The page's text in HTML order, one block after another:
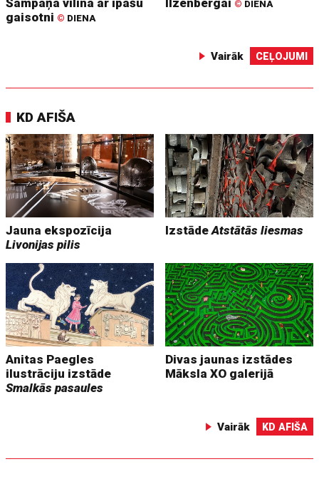
Šampaņa vilina ar īpašu
gaisotni © DIENA
Ilzenbergai © DIENA
Vairāk CEĻOJUMI
KD AFIŠA
Jauna ekspozīcija
Livonijas pilis
IzstādeAtstātās liesmas
Anitas Paegles
ilustrāciju izstāde
Smalkās pasaules
Divas jaunas izstādes
Māksla XO galerijā
Vairāk KD AFIŠA